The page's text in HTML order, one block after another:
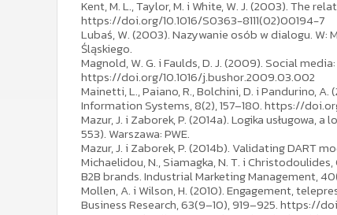
Kent, M. L., Taylor, M. i White, W. J. (2003). The
https://doi.org/10.1016/S0363-8111(02)00194-7
Lubaś, W. (2003). Nazywanie osób w dialogu. W:
Śląskiego.
Magnold, W. G. i Faulds, D. J. (2009). Social
https://doi.org/10.1016/j.bushor.2009.03.002
Mainetti, L., Paiano, R., Bolchini, D. i Pandurino,
Information Systems, 8(2), 157–180. https://
Mazur, J. i Zaborek, P. (2014a). Logika usługowa,
553). Warszawa: PWE.
Mazur, J. i Zaborek, P. (2014b). Validating DART
Michaelidou, N., Siamagka, N. T. i
B2B brands. Industrial Marketing Management,
Mollen, A. i Wilson, H. (2010). Engagement,
Business Research, 63(9–10), 919–925. https://